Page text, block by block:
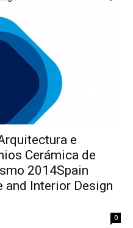
e
Cerámica de
2014Spain
Interior Design
0